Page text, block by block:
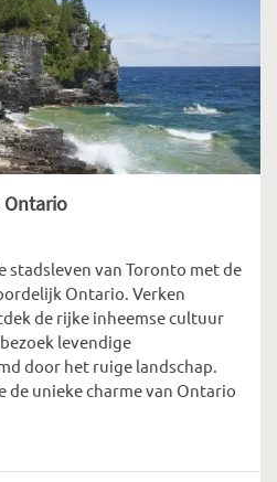
Ontario
stadsleven van Toronto met de
Ontario. Verken
de rijke inheemse cultuur
levendige
door het ruige landschap.
de unieke charme van Ontario